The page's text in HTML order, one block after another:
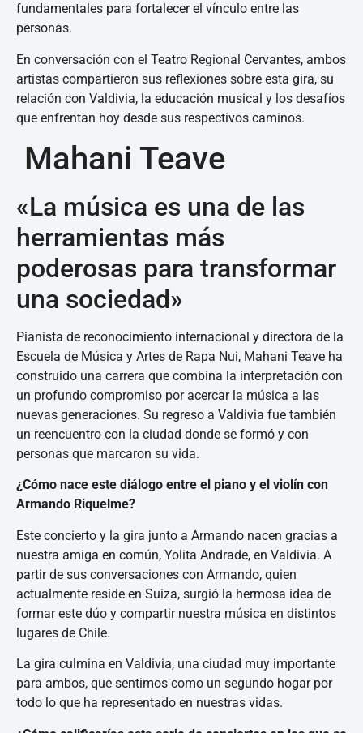
fundamentales para fortalecer el vínculo entre las
personas.
En conversación con el Teatro Regional Cervantes, ambos
artistas compartieron sus reflexiones sobre esta gira, su
relación con Valdivia, la educación musical y los desafíos
que enfrentan hoy desde sus respectivos caminos.
Mahani Teave
«La música es una de las
herramientas más
poderosas para transformar
una sociedad»
Pianista de reconocimiento internacional y directora de la
Escuela de Música y Artes de Rapa Nui, Mahani Teave ha
construido una carrera que combina la interpretación con
un profundo compromiso por acercar la música a las
nuevas generaciones. Su regreso a Valdivia fue también
un reencuentro con la ciudad donde se formó y con
personas que marcaron su vida.
¿Cómo nace este diálogo entre el piano y el violín con
Armando Riquelme?
Este concierto y la gira junto a Armando nacen gracias a
nuestra amiga en común, Yolita Andrade, en Valdivia. A
partir de sus conversaciones con Armando, quien
actualmente reside en Suiza, surgió la hermosa idea de
formar este dúo y compartir nuestra música en distintos
lugares de Chile.
La gira culmina en Valdivia, una ciudad muy importante
para ambos, que sentimos como un segundo hogar por
todo lo que ha representado en nuestras vidas.